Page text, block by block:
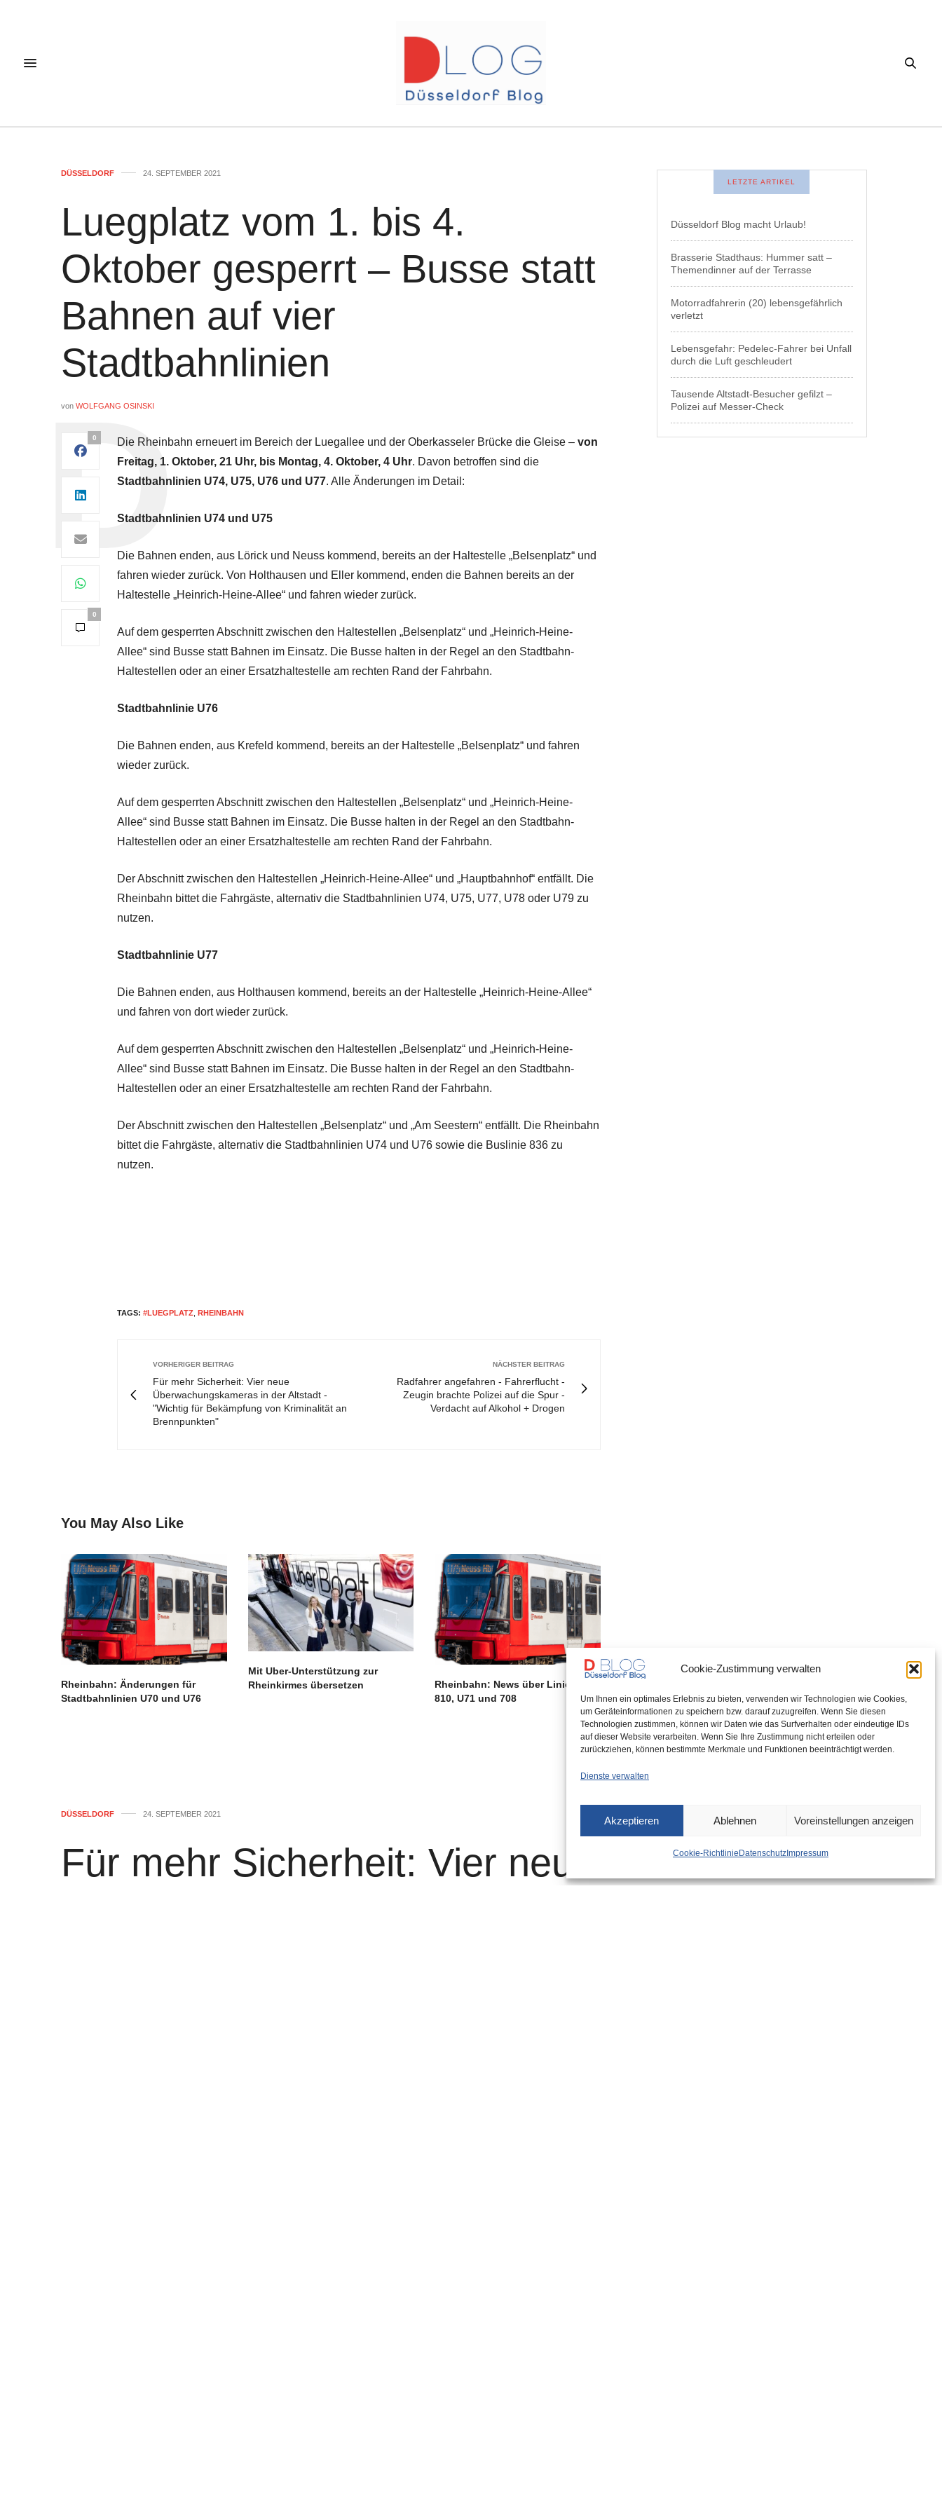
Cookie-Zustimmung verwalten
Um Ihnen ein optimales Erlebnis zu bieten, verwenden wir Technologien wie Cookies,
um Geräteinformationen zu speichern bzw. darauf zuzugreifen. Wenn Sie diesen
Technologien zustimmen, können wir Daten wie das Surfverhalten oder eindeutige IDs
auf dieser Website verarbeiten. Wenn Sie Ihre Zustimmung nicht erteilen oder
zurückziehen, können bestimmte Merkmale und Funktionen beeinträchtigt werden.
Dienste verwalten
Akzeptieren Ablehnen Voreinstellungen anzeigen
Cookie-Richtlinie DatenschutzImpressum
DÜSSELDORF 24. SEPTEMBER 2021
Luegplatz vom 1. bis 4.
Oktober gesperrt – Busse statt
Bahnen auf vier
Stadtbahnlinien
von WOLFGANG OSINSKI
0
0
Die Rheinbahn erneuert im Bereich der Luegallee und der Oberkasseler Brücke die Gleise – von
Freitag, 1. Oktober, 21 Uhr, bis Montag, 4. Oktober, 4 Uhr. Davon betroffen sind die
Stadtbahnlinien U74, U75, U76 und U77. Alle Änderungen im Detail:
Stadtbahnlinien U74 und U75
Die Bahnen enden, aus Lörick und Neuss kommend, bereits an der Haltestelle „Belsenplatz“ und
fahren wieder zurück. Von Holthausen und Eller kommend, enden die Bahnen bereits an der
Haltestelle „Heinrich-Heine-Allee“ und fahren wieder zurück.
Auf dem gesperrten Abschnitt zwischen den Haltestellen „Belsenplatz“ und „Heinrich-Heine-
Allee“ sind Busse statt Bahnen im Einsatz. Die Busse halten in der Regel an den Stadtbahn-
Haltestellen oder an einer Ersatzhaltestelle am rechten Rand der Fahrbahn.
Stadtbahnlinie U76
Die Bahnen enden, aus Krefeld kommend, bereits an der Haltestelle „Belsenplatz“ und fahren
wieder zurück.
Auf dem gesperrten Abschnitt zwischen den Haltestellen „Belsenplatz“ und „Heinrich-Heine-
Allee“ sind Busse statt Bahnen im Einsatz. Die Busse halten in der Regel an den Stadtbahn-
Haltestellen oder an einer Ersatzhaltestelle am rechten Rand der Fahrbahn.
Der Abschnitt zwischen den Haltestellen „Heinrich-Heine-Allee“ und „Hauptbahnhof“ entfällt. Die
Rheinbahn bittet die Fahrgäste, alternativ die Stadtbahnlinien U74, U75, U77, U78 oder U79 zu
nutzen.
Stadtbahnlinie U77
Die Bahnen enden, aus Holthausen kommend, bereits an der Haltestelle „Heinrich-Heine-Allee“
und fahren von dort wieder zurück.
Auf dem gesperrten Abschnitt zwischen den Haltestellen „Belsenplatz“ und „Heinrich-Heine-
Allee“ sind Busse statt Bahnen im Einsatz. Die Busse halten in der Regel an den Stadtbahn-
Haltestellen oder an einer Ersatzhaltestelle am rechten Rand der Fahrbahn.
Der Abschnitt zwischen den Haltestellen „Belsenplatz“ und „Am Seestern“ entfällt. Die Rheinbahn
bittet die Fahrgäste, alternativ die Stadtbahnlinien U74 und U76 sowie die Buslinie 836 zu
nutzen.
TAGS: #LUEGPLATZ RHEINBAHN
VORHERIGER BEITRAG
Für mehr Sicherheit: Vier neue
Überwachungskameras in der Altstadt -
"Wichtig für Bekämpfung von Kriminalität an
Brennpunkten"
NÄCHSTER BEITRAG
Radfahrer angefahren - Fahrerflucht -
Zeugin brachte Polizei auf die Spur -
Verdacht auf Alkohol + Drogen
You May Also Like
Rheinbahn: Änderungen für
Stadtbahnlinien U70 und U76
Mit Uber-Unterstützung zur
Rheinkirmes übersetzen
Rheinbahn: News über Linien 709,
810, U71 und 708
LETZTE ARTIKEL
Düsseldorf Blog macht Urlaub!
Brasserie Stadthaus: Hummer satt –
Themendinner auf der Terrasse
Motorradfahrerin (20) lebensgefährlich
verletzt
Lebensgefahr: Pedelec-Fahrer bei Unfall
durch die Luft geschleudert
Tausende Altstadt-Besucher gefilzt –
Polizei auf Messer-Check
DÜSSELDORF 24. SEPTEMBER 2021
Für mehr Sicherheit: Vier neue